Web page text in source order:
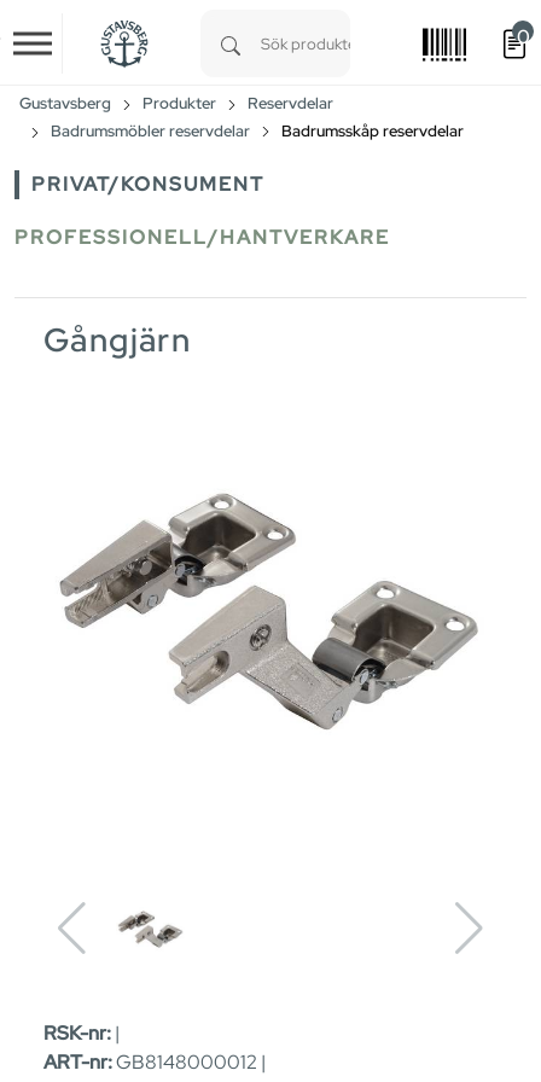
Skip to main content
0
Gustavsberg Produkter
Reservdelar
Badrumsmöbler reservdelar
Badrumsskåp reservdelar
PRIVAT/KONSUMENT
PROFESSIONELL/HANTVERKARE
Gångjärn
RSK-nr:|
ART-nr:GB8148000012 |